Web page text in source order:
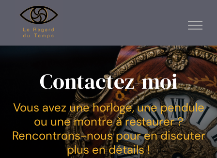
Passer
contenu
Contactez-moi
Vous avez une horloge, une pendule
ou une montre à restaurer ?
Rencontrons-nous pour en discuter
plus en détails !